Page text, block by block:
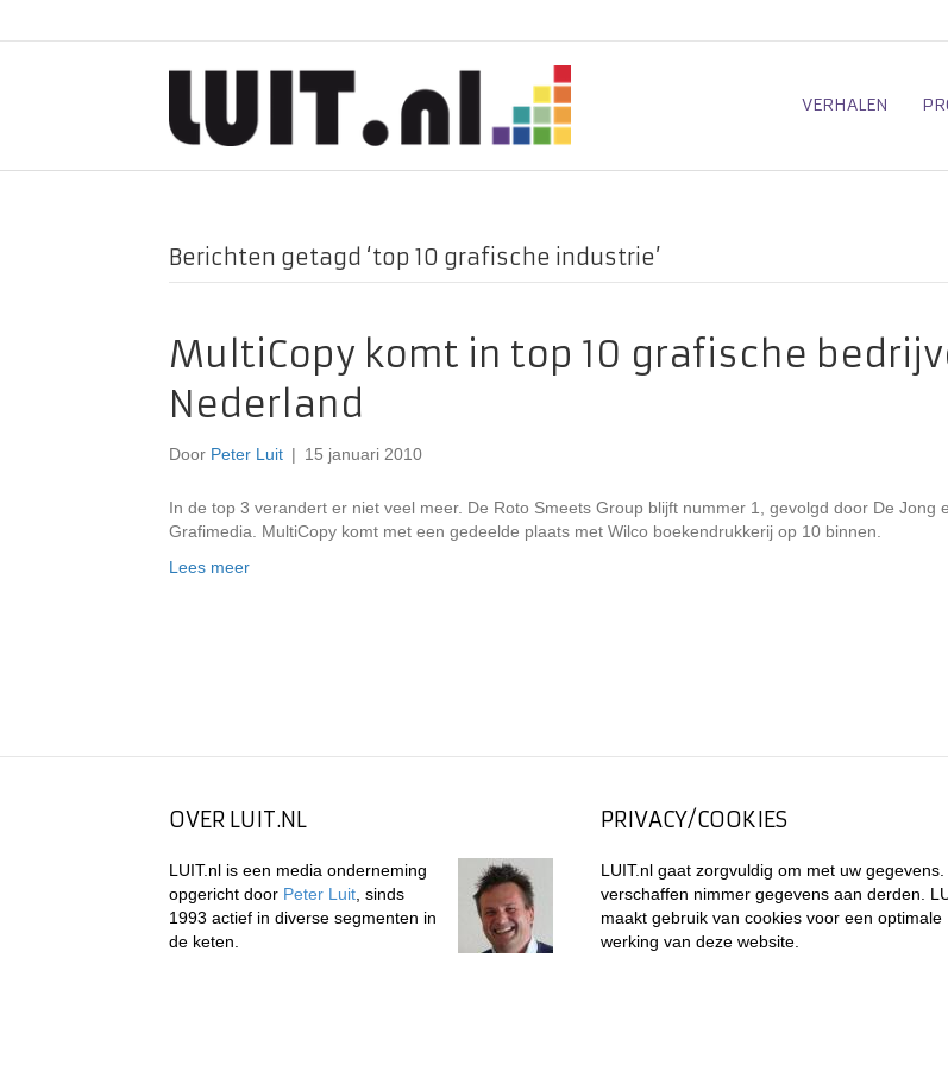
VERHALEN
Berichten getagd ‘top 10 grafische industrie’
MultiCopy komt in top 10 grafische
Nederland
Door Peter Luit | 15 januari 2010
In de top 3 verandert er niet veel meer. De Roto Smeets Group blijft nummer 1, gevolgd door De Jong
Grafimedia. MultiCopy komt met een gedeelde plaats met Wilco boekendrukkerij op 10 binnen.
Lees meer
OVER LUIT.NL
LUIT.nl is een media onderneming
opgericht door Peter Luit , sinds
1993 actief in diverse segmenten in
de keten.
PRIVACY/COOKIES
LUIT.nl gaat zorgvuldig om met uw gegevens.
verschaffen nimmer gegevens aan derden.
maakt gebruik van cookies voor een optimale
werking van deze website.